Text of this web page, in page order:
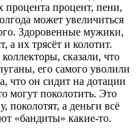
процента процент, пени,
может увеличиться
Здоровенные мужики,
а их трясёт и колотит.
сказали, что
его самого уволили
что он сидит на дотации
могут поколотить. Это
поколотят, а деньги всё
«бандиты» какие-то.